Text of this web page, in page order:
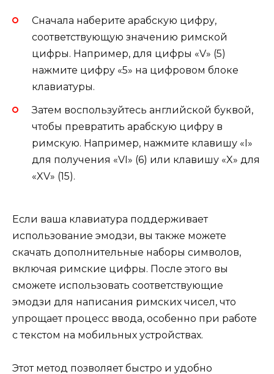
Сначала наберите арабскую цифру,
соответствующую значению римской
цифры. Например, для цифры «V» (5)
нажмите цифру «5» на цифровом блоке
клавиатуры.
Затем воспользуйтесь английской буквой,
чтобы превратить арабскую цифру в
римскую. Например, нажмите клавишу «I»
для получения «VI» (6) или клавишу «X» для
«XV» (15).
Если ваша клавиатура поддерживает
использование эмодзи, вы также можете
скачать дополнительные наборы символов,
включая римские цифры. После этого вы
сможете использовать соответствующие
эмодзи для написания римских чисел, что
упрощает процесс ввода, особенно при работе
с текстом на мобильных устройствах.
Этот метод позволяет быстро и удобно